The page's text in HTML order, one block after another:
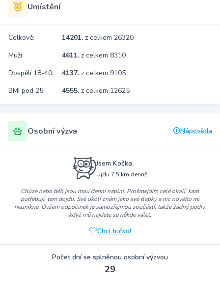
Umístění
Celkově: 14201. z celkem 26320
Muži:
4611. z celkem 8310
Dospělí 18-40:
4137. z celkem 9105
BMI pod 25:
4555. z celkem 12625
Osobní výzva Nápověda
Jsem Kočka
Ujdu 7.5 km denně
Chůze nebo běh jsou mou denní náplní. Prošmejdím celé okolí, kam
potřebuji, tam dojdu. Své okolí znám jako své tlapky a nic nového mi
neunikne. Ovšem odpočinek je samozřejmou součástí, takže žádný podiv,
když mě najdete se někde válet.
Chci tričko!
Počet dní se splněnou osobní výzvou
29